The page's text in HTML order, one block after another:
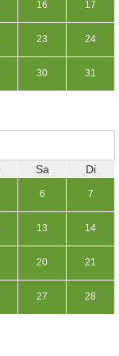
16 17
23 24
30 31
Sa Di
6 7
13 14
20 21
27 28